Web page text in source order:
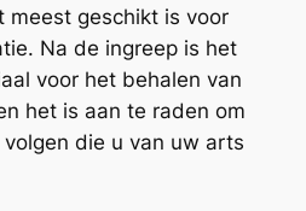
meest geschikt is voor
Na de ingreep is het
voor het behalen van
het is aan te raden om
die u van uw arts